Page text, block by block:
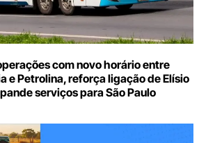
com novo horário entre
e Petrolina, reforça ligação de Elísio
serviços para São Paulo